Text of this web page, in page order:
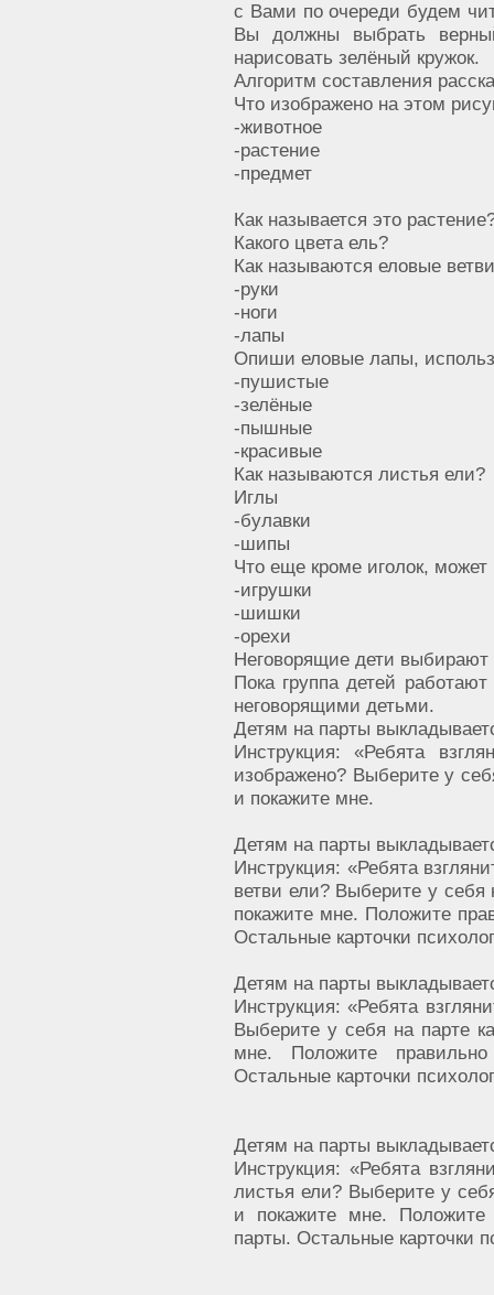
с Вами по очереди будем
Вы должны выбрать
нарисовать зелёный кружок.
Алгоритм составления
Что изображено на этом
-животное
-растение
-предмет
Как называется это
Какого цвета ель?
Как называются еловые
-руки
-ноги
-лапы
Опиши еловые лапы,
-пушистые
-зелёные
-пышные
-красивые
Как называются листья ели?
Иглы
-булавки
-шипы
Что еще кроме иголок, может
-игрушки
-шишки
-орехи
Неговорящие дети выбирают
Пока группа детей
неговорящими детьми.
Детям на парты
Инструкция: «Ребята
изображено? Выберите у
и покажите мне.
Детям на парты
Инструкция: «Ребята
ветви ели? Выберите у себя
покажите мне. Положите
Остальные карточки
Детям на парты
Инструкция: «Ребята
Выберите у себя на парте
мне. Положите
Остальные карточки
Детям на парты
Инструкция: «Ребята
листья ели? Выберите у
и покажите мне. Положите
парты. Остальные карточки